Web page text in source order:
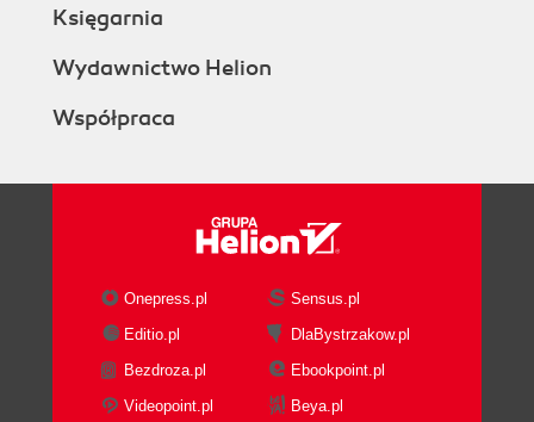
Księgarnia
Wydawnictwo Helion
Współpraca
Onepress.pl
Sensus.pl
Editio.pl
DlaBystrzakow.pl
Bezdroza.pl
Ebookpoint.pl
Videopoint.pl
Beya.pl